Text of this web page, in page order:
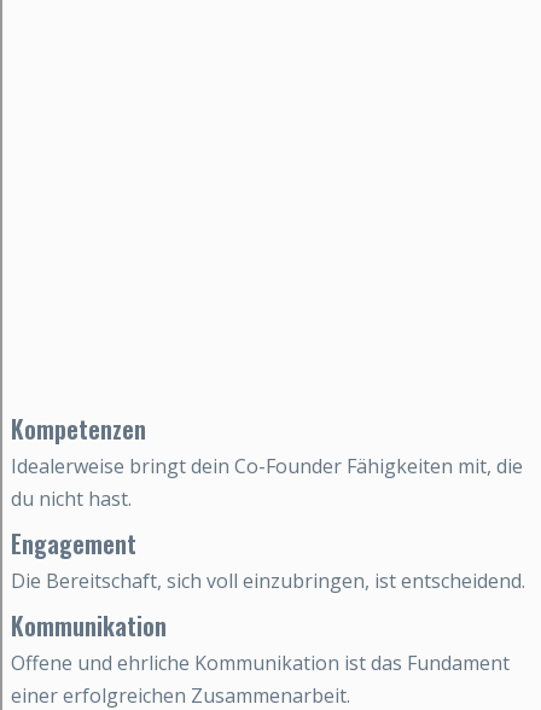
Kompetenzen
Idealerweise bringt dein Co-Founder Fähigkeiten mit, die
du nicht hast.
Engagement
Die Bereitschaft, sich voll einzubringen, ist entscheidend.
Kommunikation
Offene und ehrliche Kommunikation ist das Fundament
einer erfolgreichen Zusammenarbeit.